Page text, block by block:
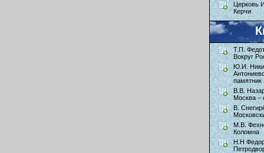
Церковь
Керчи
Т.П.
Вокруг
Ю.И.
памятник
В.В.
Москва –
В.
М.В.
Коломна
Н.Н